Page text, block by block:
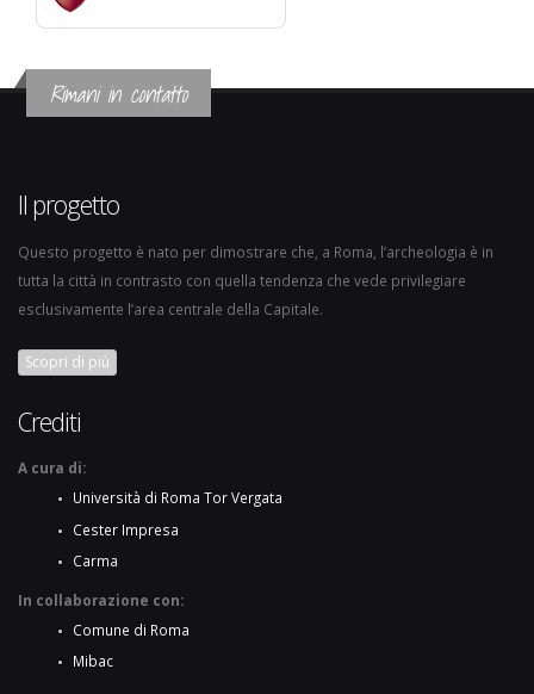
Rimani in contatto
Il progetto
Questo progetto è nato per dimostrare che, a Roma, l’archeologia è in
tutta la città in contrasto con quella tendenza che vede privilegiare
esclusivamente l’area centrale della Capitale.
Scopri di più
Crediti
A cura di:
Università di Roma Tor Vergata
Cester Impresa
Carma
In collaborazione con:
Comune di Roma
Mibac